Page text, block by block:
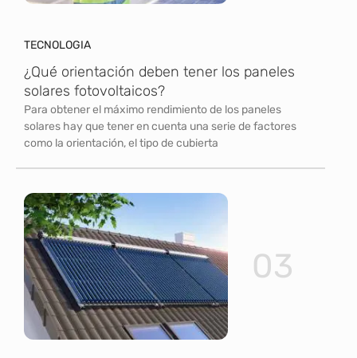
TECNOLOGIA
¿Qué orientación deben tener los paneles
solares fotovoltaicos?
Para obtener el máximo rendimiento de los paneles
solares hay que tener en cuenta una serie de factores
como la orientación, el tipo de cubierta
03